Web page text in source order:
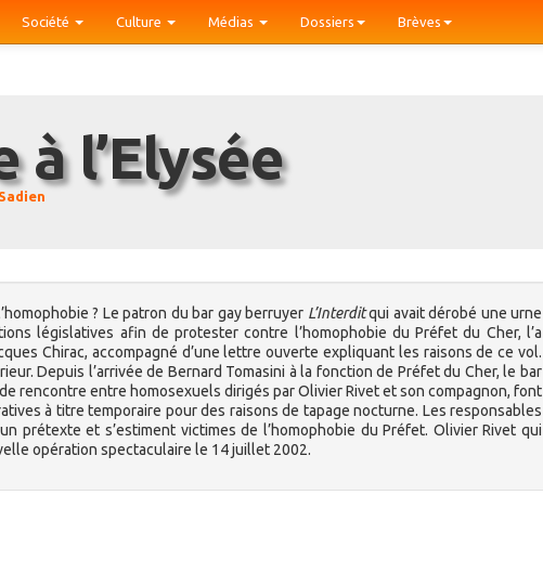
Société Culture Médias Dossiers Brèves
à l’Elysée
? Le patron du bar gay berruyer L’Interditqui avait dérobé une urne
législatives afin de protester contre l’homophobie du Préfet du Cher, l’a
Chirac, accompagné d’une lettre ouverte expliquant les raisons de ce vol.
Depuis l’arrivée de Bernard Tomasini à la fonction de Préfet du Cher, le bar
rencontre entre homosexuels dirigés par Olivier Rivet et son compagnon, font
à titre temporaire pour des raisons de tapage nocturne. Les responsables
prétexte et s’estiment victimes de l’homophobie du Préfet. Olivier Rivet qui
opération spectaculaire le 14 juillet 2002.